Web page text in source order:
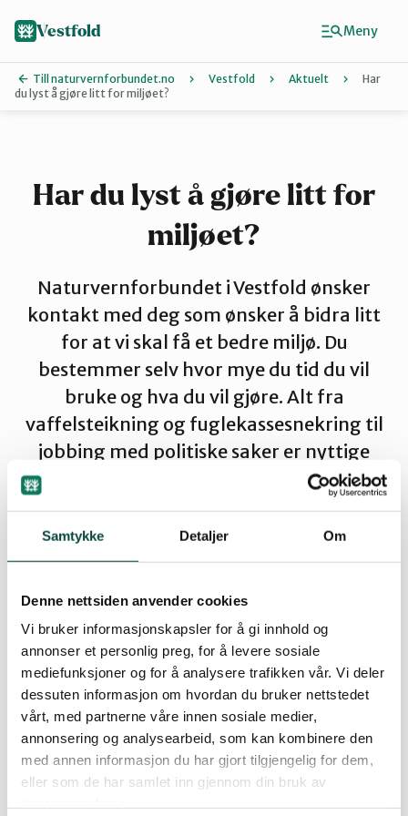
Samtykke Detaljer Om
Denne nettsiden anvender cookies
Vi bruker informasjonskapsler for å gi innhold og
annonser et personlig preg, for å levere sosiale
mediefunksjoner og for å analysere trafikken vår. Vi deler
dessuten informasjon om hvordan du bruker nettstedet
vårt, med partnerne våre innen sosiale medier,
annonsering og analysearbeid, som kan kombinere den
med annen informasjon du har gjort tilgjengelig for dem,
eller som de har samlet inn gjennom din bruk av
Larvik
Sandefjord
Tønsberg og Færder
Vestfold
Till naturvernforbundet.no Vestfold Aktuelt
Har
du lyst å gjøre litt for miljøet?
Har du lyst å gjøre litt for
miljøet?
Naturvernforbundet i Vestfold ønsker
kontakt med deg som ønsker å bidra litt
for at vi skal få et bedre miljø. Du
bestemmer selv hvor mye du tid du vil
bruke og hva du vil gjøre. Alt fra
vaffelsteikning og fuglekassesnekring til
jobbing med politiske saker er nyttige
ByArtikkelimportør
02.12.2009 09:29 | Sist oppdatert: 10.11.2022 11:46
Aktiviteten til Naturvernforbundet er basert på
frivillighet. Dersom du tar kontakt med oss,
binder du deg ikke til noen ting, men vi gir deg
muligheten til å bidra med det du liker å gjøre. Vi
har et veldig trivelig miljø av frivillige som gjør litt,
men som sammen kan bety en forskjell for